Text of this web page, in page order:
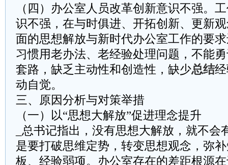
（四）办公室人员改革创新意识不强。
识不强，在与时俱进、开拓创新、更新
面的思想解放与新时代办公室工作的要
习惯用老办法、老经验处理问题，不能
套路，缺乏主动性和创造性，缺少总结
动自觉。
三、原因分析与对策举措
（一）以“思想大解放”促进理念提升
_总书记指出，没有思想大解放，就不会
是要打破思维定势，转变思想观念，弥
板、经验弱项。办公室存在的差距根源